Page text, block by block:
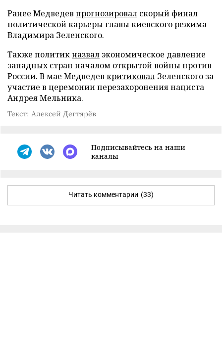
Ранее Медведев прогнозировал скорый финал
политической карьеры главы киевского режима
Владимира Зеленского.
Также политикназвал экономическое давление
западных стран началом открытой войны против
России. В мае Медведев критиковал Зеленского за
участие в церемонии перезахоронения нациста
Андрея Мельника.
Текст: Алексей Дегтярёв
Подписывайтесь на наши
каналы
Читать комментарии (33)